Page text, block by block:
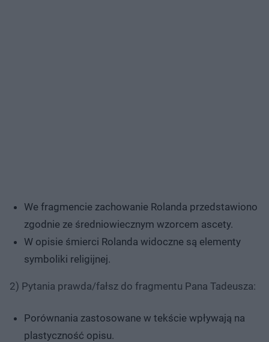
We fragmencie zachowanie Rolanda przedstawiono
zgodnie ze średniowiecznym wzorcem ascety.
W opisie śmierci Rolanda widoczne są elementy
symboliki religijnej.
2) Pytania prawda/fałsz do fragmentu Pana Tadeusza:
Porównania zastosowane w tekście wpływają na
plastyczność opisu.